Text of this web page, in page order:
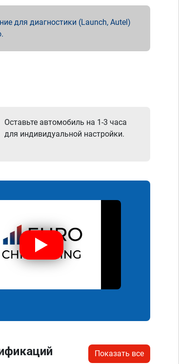
для диагностики (Launch, Autel)
Оставьте автомобиль на 1-3 часа
для индивидуальной настройки.
Показать все